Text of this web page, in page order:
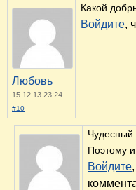
Любовь
15.12.13 23:24
#10
Какой
Войдите,
Чудесный
Поэтому
Войдите